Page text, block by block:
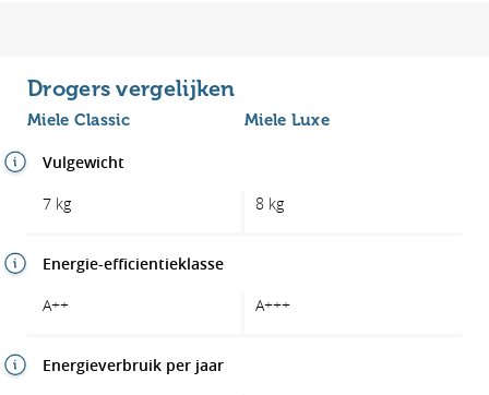
Drogers vergelijken
Miele Classic Miele Luxe
Vulgewicht
7 kg 8 kg
Energie-efficientieklasse
A++ A+++
Energieverbruik per jaar